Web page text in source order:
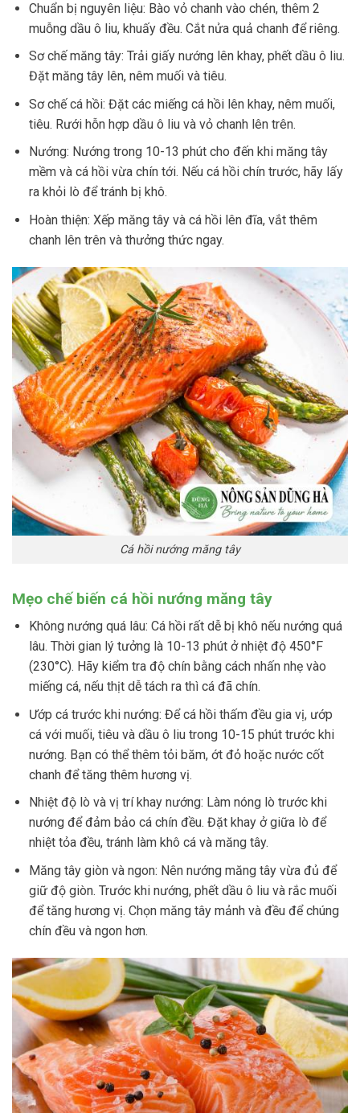
Chuẩn bị nguyên liệu: Bào vỏ chanh vào chén, thêm 2
muỗng dầu ô liu, khuấy đều. Cắt nửa quả chanh để riêng.
Sơ chế măng tây: Trải giấy nướng lên khay, phết dầu ô liu.
Đặt măng tây lên, nêm muối và tiêu.
Sơ chế cá hồi: Đặt các miếng cá hồi lên khay, nêm muối,
tiêu. Rưới hỗn hợp dầu ô liu và vỏ chanh lên trên.
Nướng: Nướng trong 10-13 phút cho đến khi măng tây
mềm và cá hồi vừa chín tới. Nếu cá hồi chín trước, hãy lấy
ra khỏi lò để tránh bị khô.
Hoàn thiện: Xếp măng tây và cá hồi lên đĩa, vắt thêm
chanh lên trên và thưởng thức ngay.
Cá hồi nướng măng tây
Mẹo chế biến cá hồi nướng măng tây
Không nướng quá lâu: Cá hồi rất dễ bị khô nếu nướng quá
lâu. Thời gian lý tưởng là 10-13 phút ở nhiệt độ 450°F
(230°C). Hãy kiểm tra độ chín bằng cách nhấn nhẹ vào
miếng cá, nếu thịt dễ tách ra thì cá đã chín.
Ướp cá trước khi nướng: Để cá hồi thấm đều gia vị, ướp
cá với muối, tiêu và dầu ô liu trong 10-15 phút trước khi
nướng. Bạn có thể thêm tỏi băm, ớt đỏ hoặc nước cốt
chanh để tăng thêm hương vị.
Nhiệt độ lò và vị trí khay nướng: Làm nóng lò trước khi
nướng để đảm bảo cá chín đều. Đặt khay ở giữa lò để
nhiệt tỏa đều, tránh làm khô cá và măng tây.
Măng tây giòn và ngon: Nên nướng măng tây vừa đủ để
giữ độ giòn. Trước khi nướng, phết dầu ô liu và rắc muối
để tăng hương vị. Chọn măng tây mảnh và đều để chúng
chín đều và ngon hơn.